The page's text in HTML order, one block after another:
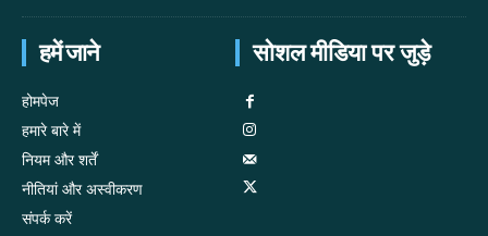
हमें जाने
होमपेज
हमारे बारे में
नियम और शर्तें
नीतियां और अस्वीकरण
संपर्क करें
सोशल मीडिया पर जुड़े